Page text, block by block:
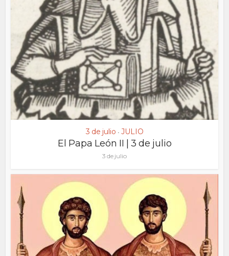
3 de julio • JULIO
El Papa León II | 3 de julio
3 de julio